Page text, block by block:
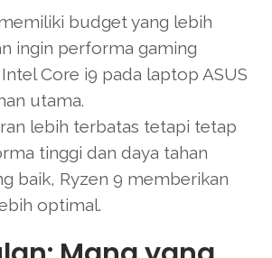
budget yang lebih
ingin performa gaming
Core i9 pada laptop ASUS
utama.
lebih terbatas tetapi tetap
tinggi dan daya tahan
baik, Ryzen 9 memberikan
optimal.